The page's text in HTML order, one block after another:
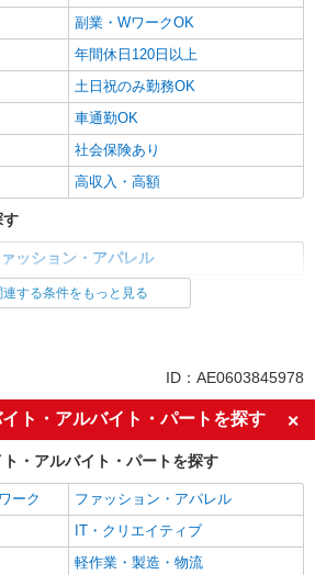
副業・WワークOK
年間休日120日以上
土日祝のみ勤務OK
車通勤OK
社会保険あり
高収入・高額
す
ッション・アパレル
扶養内勤務OK
週2～3日勤務OK
車通勤OK
連する条件をもっと見る
ID：AE0603845978
ト・アルバイト・パートを探す
・アルバイト・パートを探す
ーク
ファッション・アパレル
IT・クリエイティブ
軽作業・製造・物流